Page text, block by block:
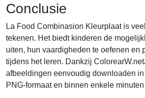
Conclusie
La Food Combinasion Kleurplaat is
tekenen. Het biedt kinderen de
uiten, hun vaardigheden te oefenen en
tijdens het leren. Dankzij
afbeeldingen eenvoudig downloaden
PNG-formaat en binnen enkele